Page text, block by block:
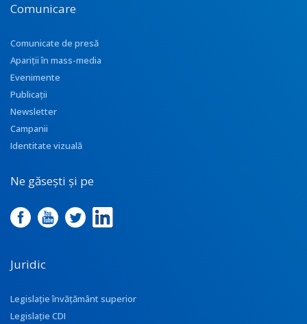
Comunicare
Comunicate de presă
Apariţii în mass-media
Evenimente
Publicații
Newsletter
Campanii
Identitate vizuală
Ne găsești și pe
Juridic
Legislație învățământ superior
Legislație CDI